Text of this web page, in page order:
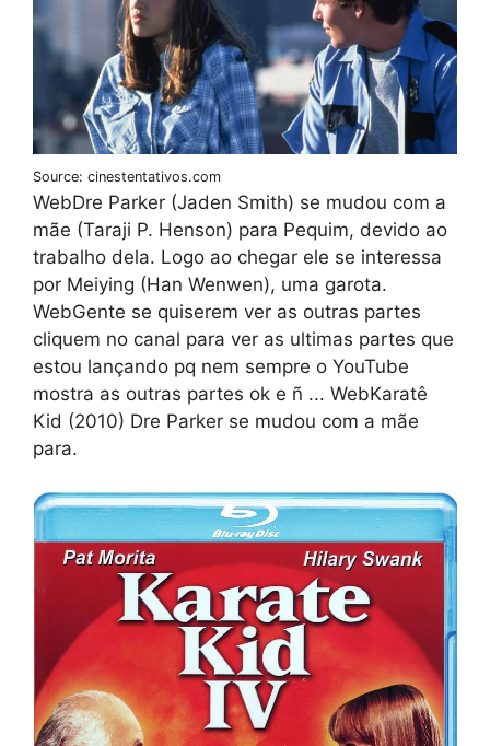
Source: cinestentativos.com
WebDre Parker (Jaden Smith) se mudou com a
mãe (Taraji P. Henson) para Pequim, devido ao
trabalho dela. Logo ao chegar ele se interessa
por Meiying (Han Wenwen), uma garota.
WebGente se quiserem ver as outras partes
cliquem no canal para ver as ultimas partes que
estou lançando pq nem sempre o YouTube
mostra as outras partes ok e ñ ... WebKaratê
Kid (2010) Dre Parker se mudou com a mãe
para.